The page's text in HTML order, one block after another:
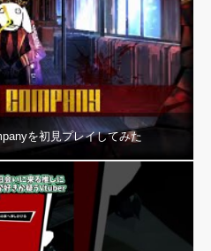
を初見プレイしてみた